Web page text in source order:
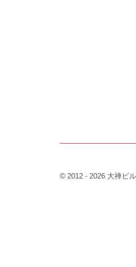
© 2012 - 2026 大禅ビ